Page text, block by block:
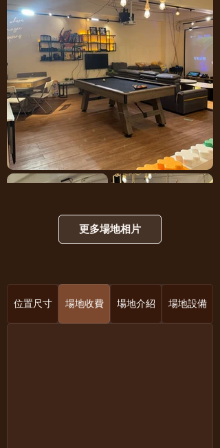
更多場地相片
位置尺寸 場地收費 場地介紹 場地設備